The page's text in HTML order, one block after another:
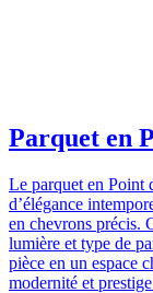
Parquet en
Le parquet en Point
d’élégance
en chevrons précis.
lumière et type de
pièce en un espace
modernité et